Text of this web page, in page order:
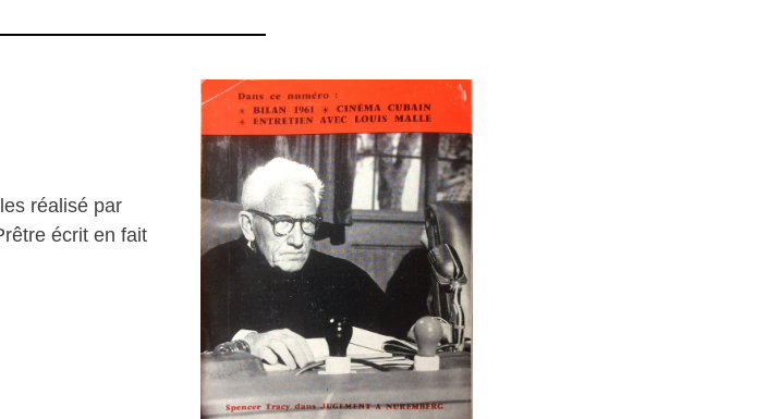
réalisé par
écrit en fait